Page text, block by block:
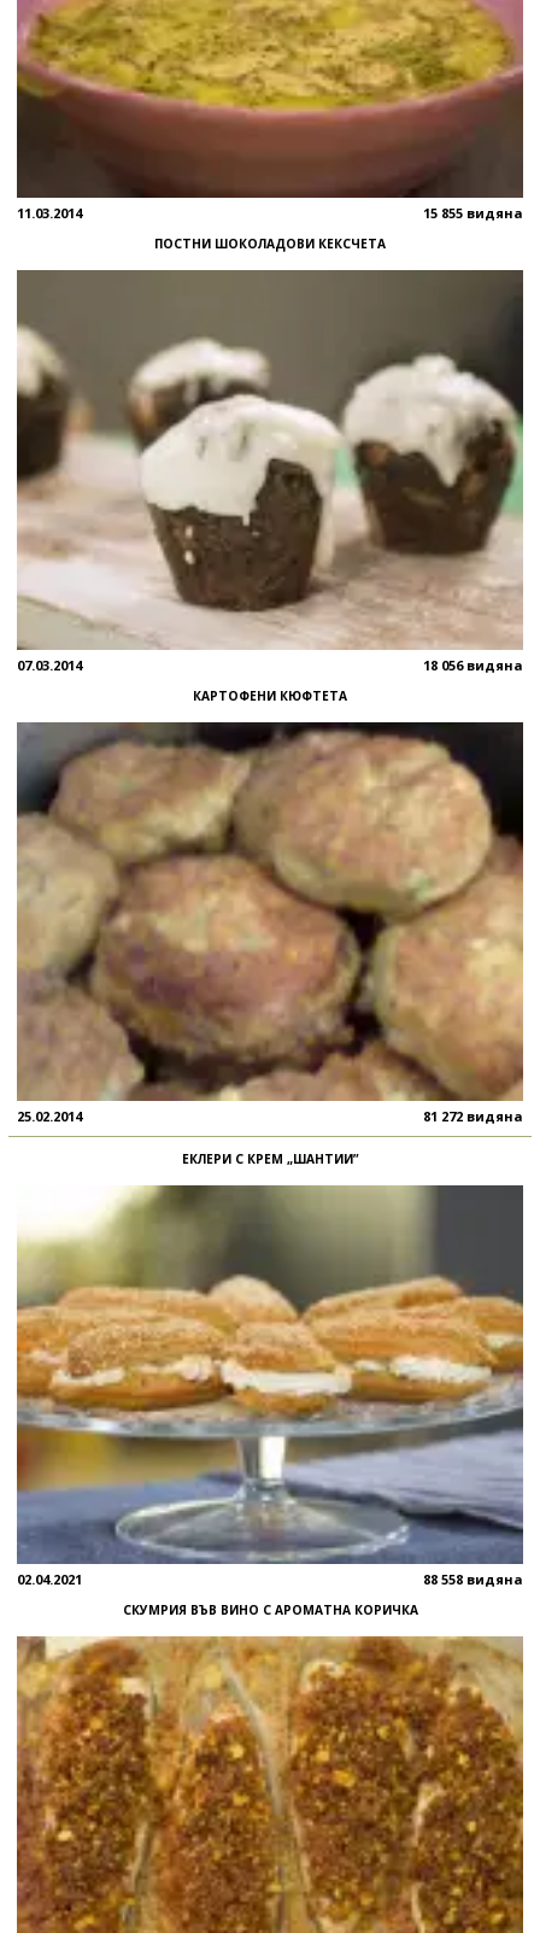
11.03.2014 15 855 видяна
ПОСТНИ ШОКОЛАДОВИ КЕКСЧЕТА
07.03.2014 18 056 видяна
КАРТОФЕНИ КЮФТЕТА
25.02.2014 81 272 видяна
ЕКЛЕРИ С КРЕМ „ШАНТИИ”
02.04.2021 88 558 видяна
СКУМРИЯ ВЪВ ВИНО С АРОМАТНА КОРИЧКА